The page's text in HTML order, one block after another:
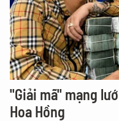
"Giải mã" mạng
Hoa Hồng